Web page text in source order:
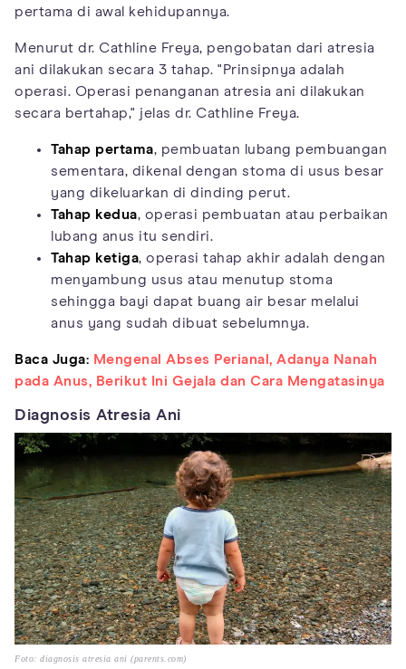
pertama di awal kehidupannya.
Menurut dr. Cathline Freya, pengobatan dari atresia
ani dilakukan secara 3 tahap. "Prinsipnya adalah
operasi. Operasi penanganan atresia ani dilakukan
secara bertahap," jelas dr. Cathline Freya.
Tahap pertama, pembuatan lubang pembuangan
sementara, dikenal dengan stoma di usus besar
yang dikeluarkan di dinding perut.
Tahap kedua, operasi pembuatan atau perbaikan
lubang anus itu sendiri.
Tahap ketiga, operasi tahap akhir adalah dengan
menyambung usus atau menutup stoma
sehingga bayi dapat buang air besar melalui
anus yang sudah dibuat sebelumnya.
Baca Juga: Mengenal Abses Perianal, Adanya Nanah
pada Anus, Berikut Ini Gejala dan Cara Mengatasinya
Diagnosis Atresia Ani
Foto: diagnosis atresia ani (parents.com)